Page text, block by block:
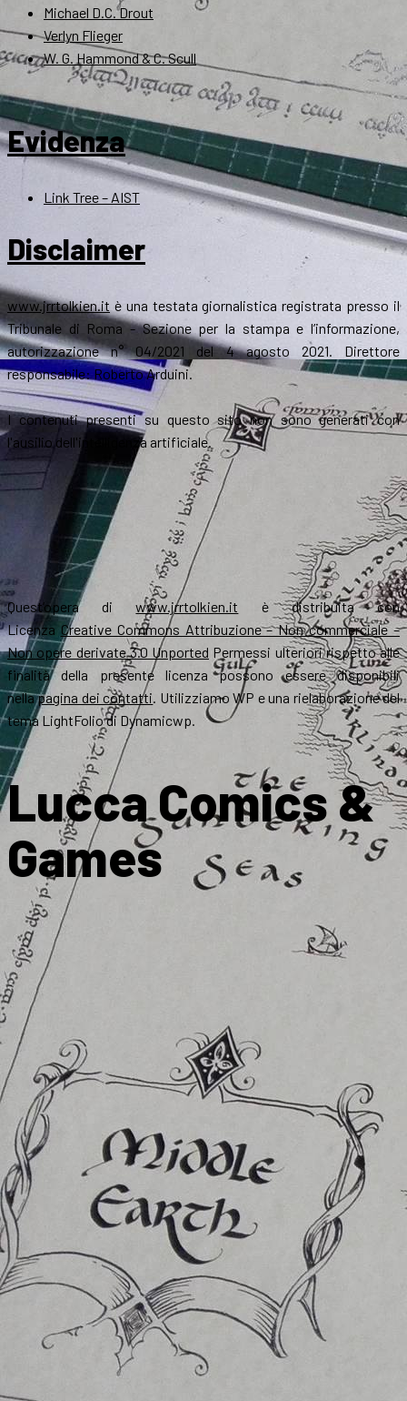
Michael D.C. Drout
Verlyn Flieger
W. G. Hammond & C. Scull
Evidenza
Link Tree – AIST
Disclaimer
www.jrrtolkien.it è una testata giornalistica registrata presso il
Tribunale di Roma - Sezione per la stampa e l’informazione,
autorizzazione n° 04/2021 del 4 agosto 2021. Direttore
responsabile: Roberto Arduini.
I contenuti presenti su questo sito non sono generati con
l'ausilio dell'intelligenza artificiale.
Quest’opera diwww.jrrtolkien.it è distribuita con
Licenza Creative Commons Attribuzione – Non commerciale –
Non opere derivate 3.0 Unported Permessi ulteriori rispetto alle
finalità della presente licenza possono essere disponibili
nellapagina dei contatti. Utilizziamo WP e una rielaborazione del
tema LightFolio di Dynamicwp.
Lucca Comics &
Games